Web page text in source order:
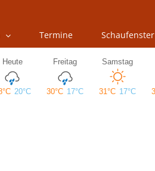
Termine Schaufenster